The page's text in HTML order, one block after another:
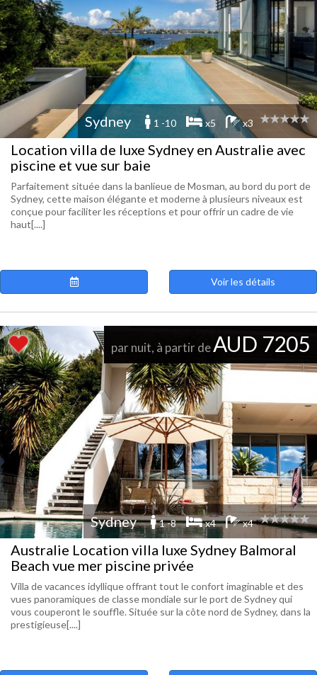
Sydney 1 -10 x5 x3
Location villa de luxe Sydney en Australie avec
piscine et vue sur baie
Parfaitement située dans la banlieue de Mosman, au bord du port de
Sydney, cette maison élégante et moderne à plusieurs niveaux est
conçue pour faciliter les réceptions et pour offrir un cadre de vie
haut[....]
Voir les détails
par nuit, à partir deAUD 7205
Sydney 1 -8 x4 x4
Australie Location villa luxe Sydney Balmoral
Beach vue mer piscine privée
Villa de vacances idyllique offrant tout le confort imaginable et des
vues panoramiques de classe mondiale sur le port de Sydney qui
vous couperont le souffle. Située sur la côte nord de Sydney, dans la
prestigieuse[....]